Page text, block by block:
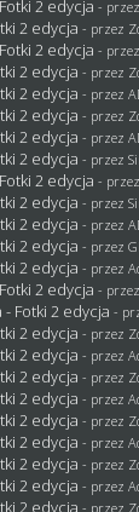
2 edycja -
2 edycja - przez
2 edycja -
2 edycja - przez
2 edycja - przez
2 edycja - przez
2 edycja - przez
2 edycja - przez
2 edycja -
2 edycja - przez
2 edycja - przez
2 edycja - przez
2 edycja - przez
2 edycja -
- Fotki 2 edycja -
2 edycja - przez
2 edycja - przez
2 edycja - przez
2 edycja - przez
2 edycja - przez
2 edycja - przez
2 edycja - przez
2 edycja - przez
2 edycja - przez